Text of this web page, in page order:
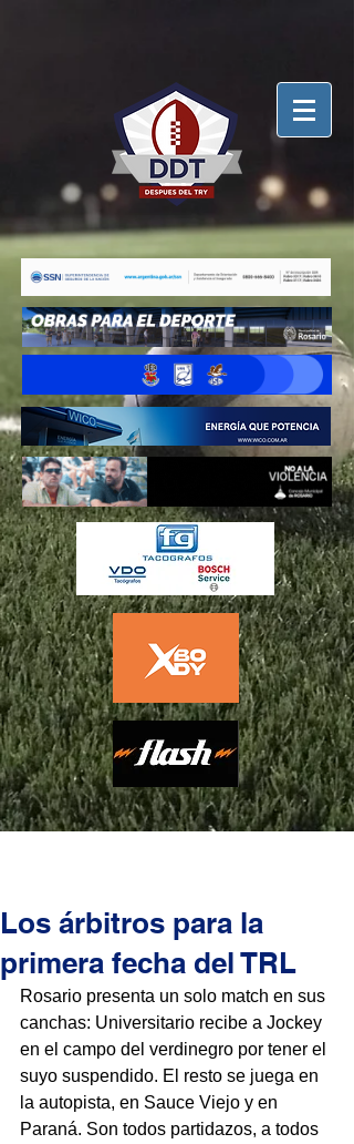
Los árbitros para la
primera fecha del TRL
Rosario presenta un solo match en sus
canchas: Universitario recibe a Jockey
en el campo del verdinegro por tener el
suyo suspendido. El resto se juega en
la autopista, en Sauce Viejo y en
Paraná. Son todos partidazos, a todos